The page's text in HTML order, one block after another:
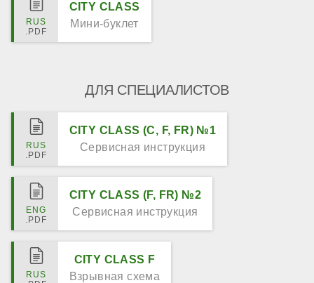
CITY CLASS
Мини-буклет
ДЛЯ СПЕЦИАЛИСТОВ
CITY CLASS (C, F, FR) №1
Сервисная инструкция
CITY CLASS (F, FR) №2
Сервисная инструкция
CITY CLASS F
Взрывная схема